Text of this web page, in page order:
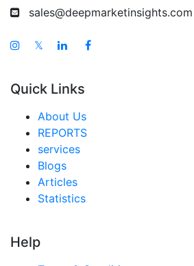
日本 MICEマーケット
東南アジア MICEマーケット
中東・アフリカ MICEマーケット
アラブ首長国連邦 MICEマーケット
サウジアラビア MICEマーケット
sales@deepmarketinsights.com
𝕏
Quick Links
About Us
REPORTS
services
Blogs
Articles
Statistics
Help